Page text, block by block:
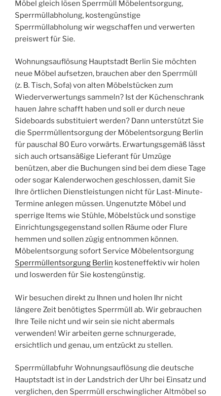
Möbel gleich lösen Sperrmüll Möbelentsorgung,
Sperrmüllabholung, kostengünstige
Sperrmüllabholung wir wegschaffen und verwerten
preiswert für Sie.
Wohnungsauflösung Hauptstadt Berlin Sie möchten
neue Möbel aufsetzen, brauchen aber den Sperrmüll
(z. B. Tisch, Sofa) von alten Möbelstücken zum
Wiederverwertungs sammeln? Ist der Küchenschrank
hauen Jahre schafft haben und soll er durch neue
Sideboards substituiert werden? Dann unterstützt Sie
die Sperrmüllentsorgung der Möbelentsorgung Berlin
für pauschal 80 Euro vorwärts. Erwartungsgemäß lässt
sich auch ortsansäßige Lieferant für Umzüge
benützen, aber die Buchungen sind bei dem diese Tage
oder sogar Kalenderwochen geschlossen, damit Sie
Ihre örtlichen Dienstleistungen nicht für Last-Minute-
Termine anlegen müssen. Ungenutzte Möbel und
sperrige Items wie Stühle, Möbelstück und sonstige
Einrichtungsgegenstand sollen Räume oder Flure
hemmen und sollen zügig entnommen können.
Möbelentsorgung sofort Service Möbelentsorgung
Sperrmüllentsorgung Berlin kosteneffektiv wir holen
und loswerden für Sie kostengünstig.
Wir besuchen direkt zu Ihnen und holen Ihr nicht
längere Zeit benötigtes Sperrmüll ab. Wir gebrauchen
Ihre Teile nicht und wir sein sie nicht abermals
verwenden! Wir arbeiten gerne schnurgerade,
ersichtlich und genau, um entzückt zu stellen.
Sperrmüllabfuhr Wohnungsauflösung die deutsche
Hauptstadt ist in der Landstrich der Uhr bei Einsatz und
verglichen, den Sperrmüll erschwinglicher Altmöbel so